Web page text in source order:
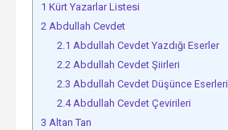
1 Kürt Yazarlar Listesi
2 Abdullah Cevdet
2.1 Abdullah Cevdet Yazdığı Eserler
2.2Abdullah Cevdet Şiirleri
2.3 Abdullah Cevdet Düşünce Eserleri
2.4Abdullah Cevdet Çevirileri
3 Altan Tan